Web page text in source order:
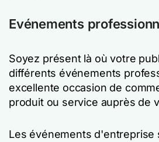
Evénements
Soyez présent là où votre
différents événements
excellente occasion de
produit ou service auprès de
Les événements d'entreprise